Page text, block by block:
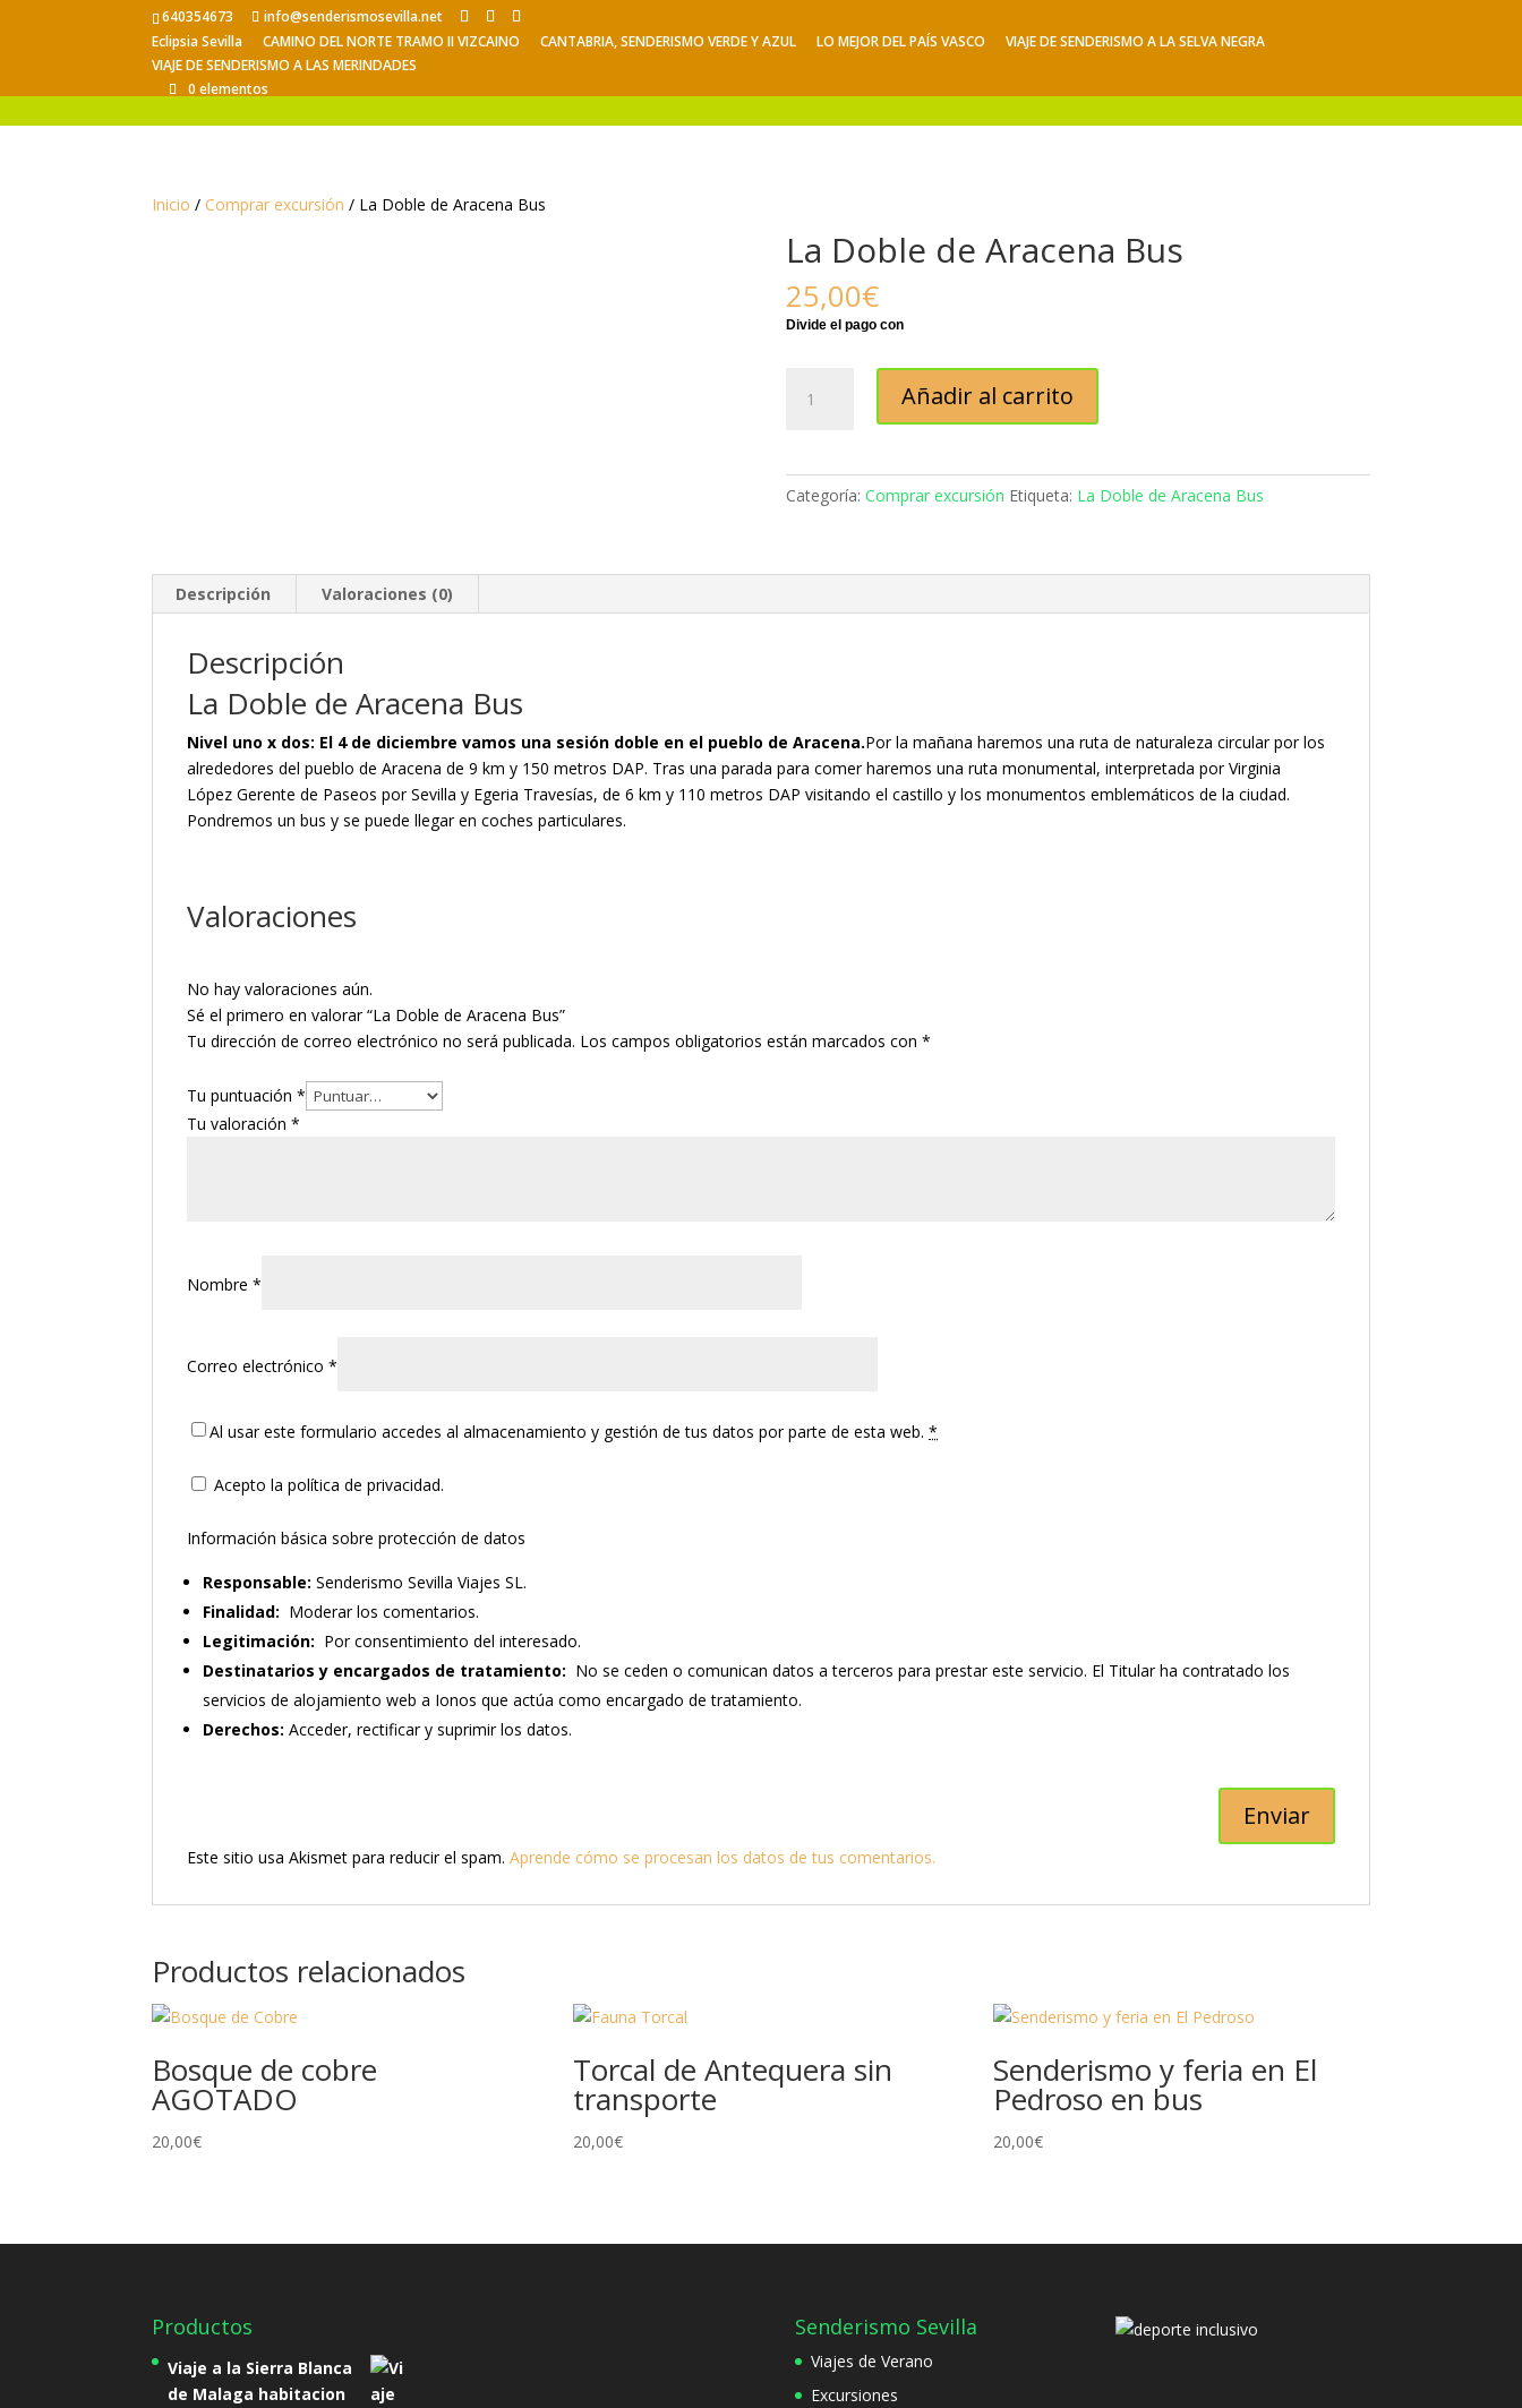
640354673
info@senderismosevilla.net
Eclipsia Sevilla
CAMINO DEL NORTE TRAMO II VIZCAINO CANTABRIA, SENDERISMO VERDE Y AZUL LO MEJOR DEL PAÍS VASCO
VIAJE DE SENDERISMO A LA SELVA NEGRA
VIAJE DE SENDERISMO A LAS MERINDADES
0 elementos
Inicio / Comprar excursión / La Doble de Aracena Bus
La Doble de Aracena Bus
25,00€
Doble
cantidad
Añadir al carrito
Categoría: Comprar excursión Etiqueta: La Doble de Aracena Bus
Descripción Valoraciones (0)
Descripción
La Doble de Aracena Bus
Nivel uno x dos: El 4 de diciembre vamos una sesión doble en el pueblo de Aracena.Por la mañana haremos una ruta de naturaleza circular por los
alrededores del pueblo de Aracena de 9 km y 150 metros DAP. Tras una parada para comer haremos una ruta monumental, interpretada por Virginia
López Gerente de Paseos por Sevilla y Egeria Travesías, de 6 km y 110 metros DAP visitando el castillo y los monumentos emblemáticos de la ciudad.
Pondremos un bus y se puede llegar en coches particulares.
Valoraciones
No hay valoraciones aún.
Sé el primero en valorar “La Doble de Aracena Bus”
Tu dirección de correo electrónico no será publicada. Los campos obligatorios están marcados con*
Tu puntuación*
Tu valoración*
Nombre*
Correo electrónico*
Al usar este formulario accedes al almacenamiento y gestión de tus datos por parte de esta web.*
Acepto la política de privacidad.
Información básica sobre protección de datos
Responsable: Senderismo Sevilla Viajes SL.
Finalidad: Moderar los comentarios.
Legitimación: Por consentimiento del interesado.
Destinatarios y encargados de tratamiento: No se ceden o comunican datos a terceros para prestar este servicio. El Titular ha contratado los
servicios de alojamiento web a Ionos que actúa como encargado de tratamiento.
Derechos: Acceder, rectificar y suprimir los datos.
Este sitio usa Akismet para reducir el spam.Aprende cómo se procesan los datos de tus comentarios.
Productos relacionados
Bosque de cobre
AGOTADO
20,00€
Torcal de Antequera sin
transporte
20,00€
Senderismo y feria en El
Pedroso en bus
20,00€
Productos
Viaje a la Sierra Blanca
de Malaga habitacion
Senderismo Sevilla
Viajes de Verano
Excursiones